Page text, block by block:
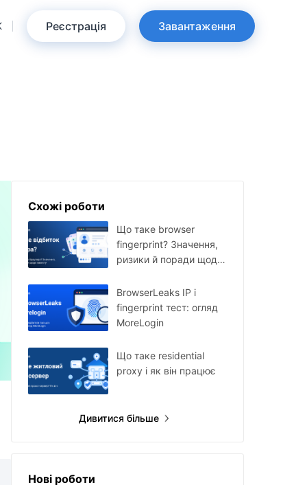
Реєстрація Завантаження
Схожі роботи
Що таке browser
fingerprint? Значення,
ризики й поради щодо
BrowserLeaks IP і
fingerprint тест: огляд
MoreLogin
Що таке residential
proxy і як він працює
Дивитися більше
Нові роботи